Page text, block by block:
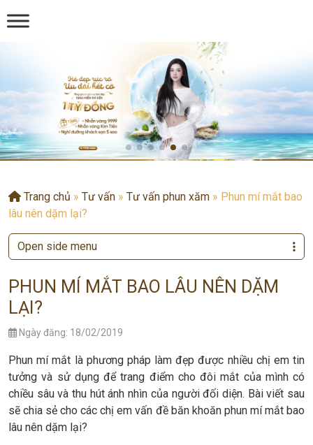
Trang chủ » Tư vấn » Tư vấn phun xăm » Phun mí mắt bao
lâu nên dặm lại?
PHUN MÍ MẮT BAO LÂU NÊN DẶM
LẠI?
Ngày đăng: 18/02/2019
Phun mí mắt là phương pháp làm đẹp được nhiều chị em tin
tưởng và sử dụng để trang điểm cho đôi mắt của mình có
chiều sâu và thu hút ánh nhìn của người đối diện. Bài viết sau
sẽ chia sẻ cho các chị em vấn đề băn khoăn phun mí mắt bao
lâu nên dặm lại?
Open side menu